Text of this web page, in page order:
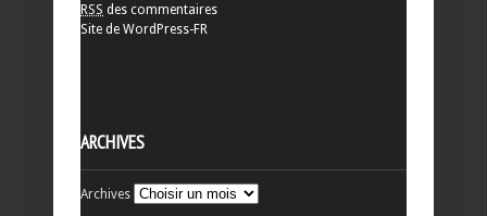
RSS des commentaires
Site de WordPress-FR
ARCHIVES
Archives